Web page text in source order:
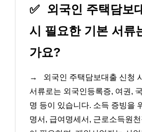
✅
외국인 주택담보
시 필요한 기본 서류
가요?
→
외국인 주택담보대출 신청
서류로는 외국인등록증, 여권,
명 등이 있습니다. 소득 증빙을
명서, 급여명세서, 근로소득원